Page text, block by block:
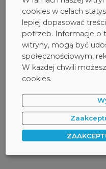
Korzystaj ze
W przypadku wycieku
gwarantuje, że nie
serwisach przez
Uważaj, jakie dane
korzystasz. Jeśli nie
płatniczej w e-sklepie
ESET INFORMACJA
cookies w celach
lepiej dopasować
potrzeb. Informacje o
witryny, mogą być
społecznościowym,
W każdej chwili
cookies.